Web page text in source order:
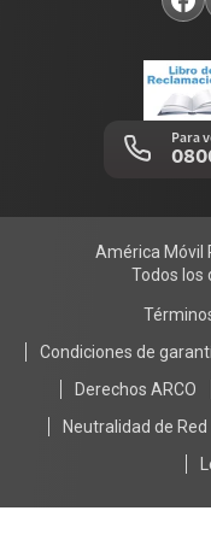
Comprobantes
Llamada por llamada
Mensaje de Seguridad
Trabaja en Claro
Trabajos de Para
América Móvil
Todos los
Condiciones de
Derechos ARCO
Neutralidad de Red